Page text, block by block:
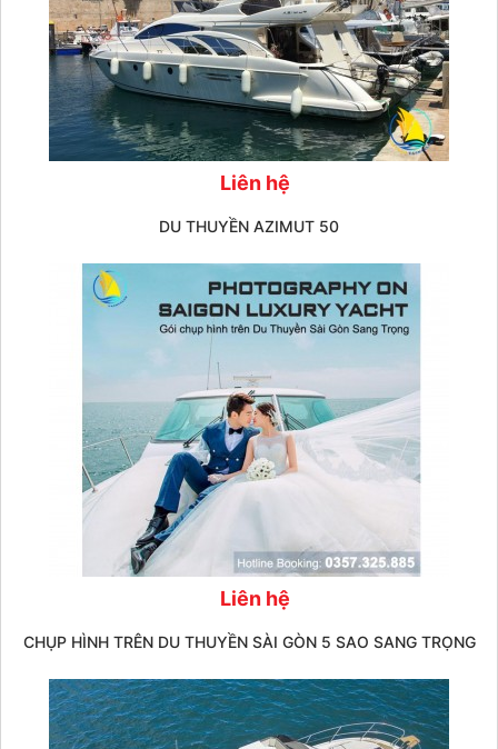
Liên hệ
DU THUYỀN AZIMUT 50
Liên hệ
CHỤP HÌNH TRÊN DU THUYỀN SÀI GÒN 5 SAO SANG TRỌNG